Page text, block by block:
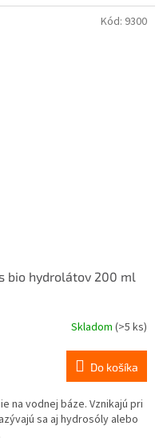
bio hydrolátov 200 ml
Skladom (>5 ks)
Do košíka
na vodnej báze. Vznikajú pri
sa aj hydrosóly alebo
Kód: 9300